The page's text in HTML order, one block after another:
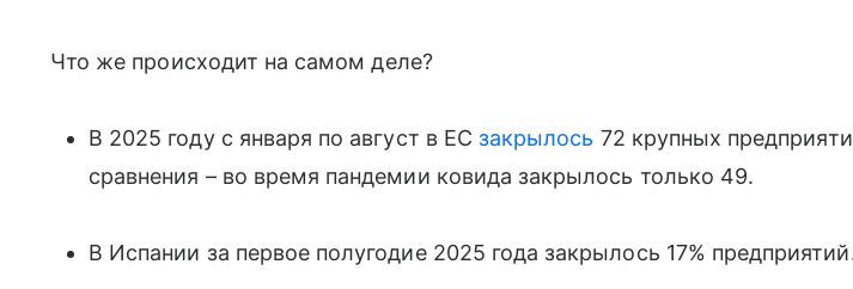
Что же происходит на самом деле?
В 2025 году с января по август в ЕС закрылось 72 крупных
сравнения – во время пандемии ковида закрылось только 49.
В Испании за первое полугодие 2025 года закрылось 17%